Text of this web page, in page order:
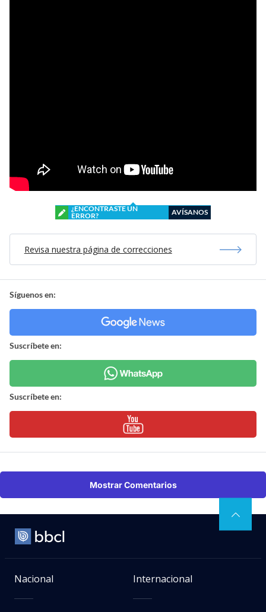
¿ENCONTRASTE UN
ERROR?
AVÍSANOS
Revisa nuestra página de correcciones
Síguenos en:
Suscríbete en:
Suscríbete en:
Mostrar Comentarios
Nacional Internacional